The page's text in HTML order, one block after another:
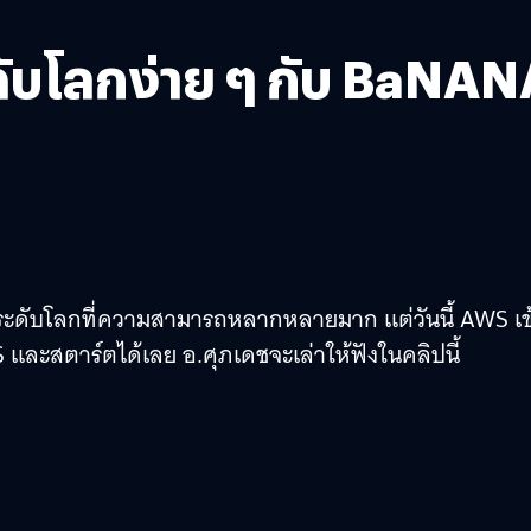
โลกง่าย ๆ กับ
ดับโลกที่ความสามารถหลากหลายมาก แต่วันนี้ AWS เ
และสตาร์ตได้เลย อ.ศุภเดชจะเล่าให้ฟังในคลิปนี้